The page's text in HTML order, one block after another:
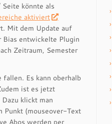
Seite könnte als
aktiviert
Mit dem Update auf
Bias entwickelte Plugin
Zeitraum, Semester
fallen. Es kann oberhalb
ist es jetzt
klickt man
Punkt (mouseover-Text
Abos werden per